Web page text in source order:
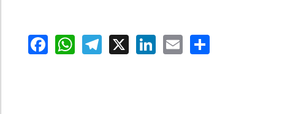
Facebook
WhatsApp
Telegram
X LinkedIn
EmailShare